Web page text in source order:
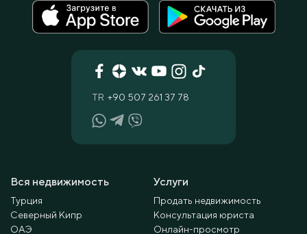
Вся недвижимость
Турция
Северный Кипр
ОАЭ
Услуги
Продать недвижимость
Консультация юриста
Онлайн-просмотр
TR +90 507 261 37 78